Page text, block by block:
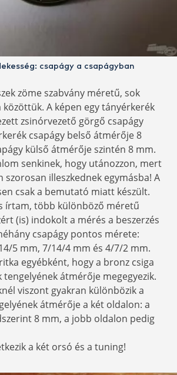
csapágy a csapágyban
zöme szabvány méretű, sok
közöttük. A képen egy tányérkerék
zsinórvezető görgő csapágy
csapágy belső átmérője 8
külső átmérője szintén 8 mm.
senkinek, hogy utánozzon, mert
szorosan illeszkednek egymásba! A
csak a bemutató miatt készült.
írtam, több különböző méretű
(is) indokolt a mérés a beszerzés
csapágy pontos mérete:
5 mm, 7/14/4 mm és 4/7/2 mm.
egyébként, hogy a bronz csiga
tengelyének átmérője megegyezik.
viszont gyakran különbözik a
átmérője a két oldalon: a
8 mm, a jobb oldalon pedig
a két orsó és a tuning!